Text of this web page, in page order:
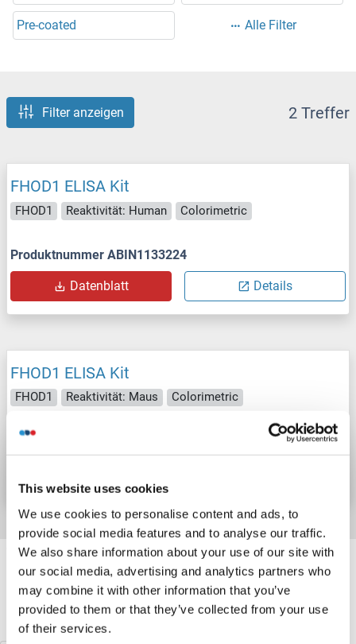
This website uses cookies
We use cookies to personalise content and ads, to
provide social media features and to analyse our traffic.
We also share information about your use of our site with
our social media, advertising and analytics partners who
may combine it with other information that you’ve
provided to them or that they’ve collected from your use
of their services.
Pre-coated Alle Filter
Filter anzeigen 2 Treffer
FHOD1 ELISA Kit
FHOD1 Reaktivität: Human Colorimetric
Produktnummer ABIN1133224
Datenblatt Details
FHOD1 ELISA Kit
FHOD1 Reaktivität: Maus Colorimetric
Produktnummer ABIN1133225
Target information, Synonyms, Latest
references
Haben Sie etwas anderes gesucht?